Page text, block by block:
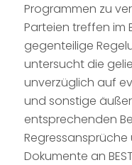
Programmen zu
Parteien treffen im
gegenteilige
untersucht die
unverzüglich auf
und sonstige
entsprechenden
Dokumente an